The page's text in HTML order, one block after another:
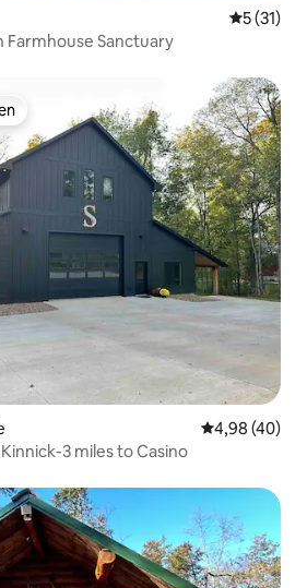
5 (31)
Sanctuary
Gemiddelde
4,98 (40)
3 miles to Casino